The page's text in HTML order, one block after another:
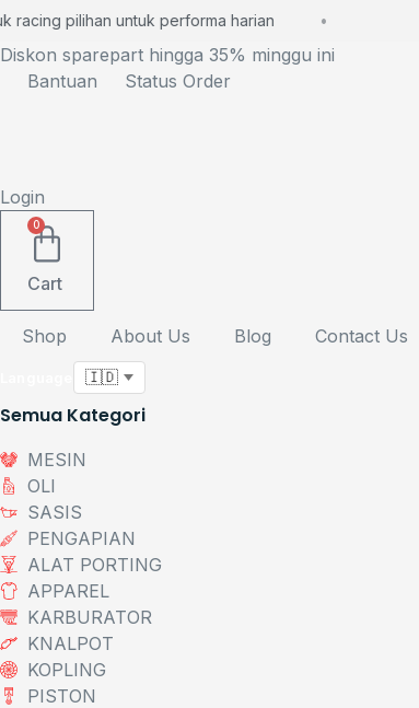
Lewati
konten
pilihan untuk performa harian
Diskon sparepart hingga 35% minggu ini
Bantuan
Status Order
Login
0
Cart
Shop About Us Blog Contact Us
Semua Kategori
MESIN
OLI
SASIS
PENGAPIAN
ALAT PORTING
APPAREL
KARBURATOR
KNALPOT
KOPLING
PISTON